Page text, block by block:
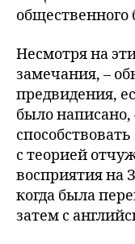
общественного
Несмотря на
замечания, –
предвидения,
было написано,
с теорией
восприятия на
когда была
затем с